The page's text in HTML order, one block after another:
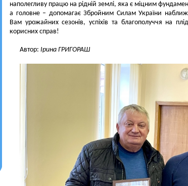
наполегливу працю на рідній землі, яка є міцним
а головне – допомагає Збройним Силам України
Вам урожайних сезонів, успіхів та благополуччя на
корисних справ!
Автор: Ірина ГРИГОРАШ